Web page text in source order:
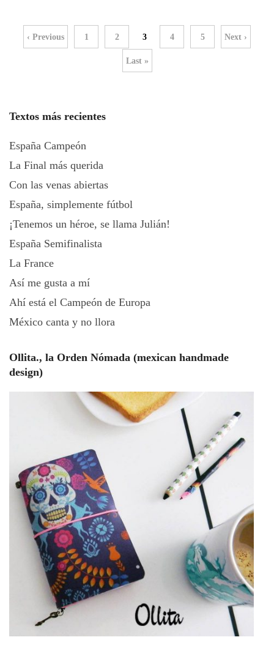
‹ Previous 1 2 3 4 5 Next ›
Last »
Textos más recientes
España Campeón
La Final más querida
Con las venas abiertas
España, simplemente fútbol
¡Tenemos un héroe, se llama Julián!
España Semifinalista
La France
Así me gusta a mí
Ahí está el Campeón de Europa
México canta y no llora
Ollita., la Orden Nómada (mexican handmade
design)